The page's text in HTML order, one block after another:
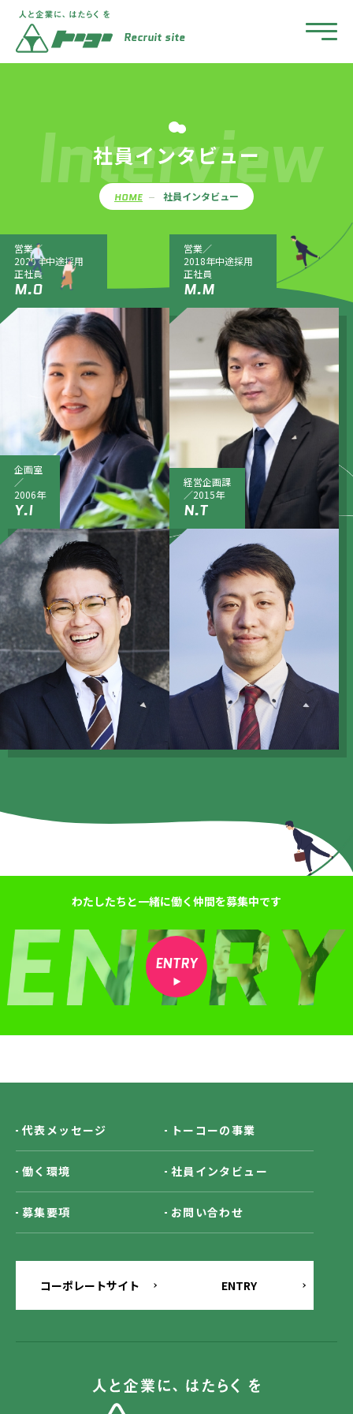
Recruit site
社員インタビュー
Interview
HOME 社員インタビュー
営業／
2020年中途採用
正社員
M.O
営業／
2018年中途採用
正社員
M.M
企画室
／
2006年
Y.I
経営企画課
／2015年
N.T
わたしたちと一緒に働く仲間を募集中です
ENTRY
代表メッセージ トーコーの事業
働く環境 社員インタビュー
募集要項 お問い合わせ
コーポレートサイト ENTRY